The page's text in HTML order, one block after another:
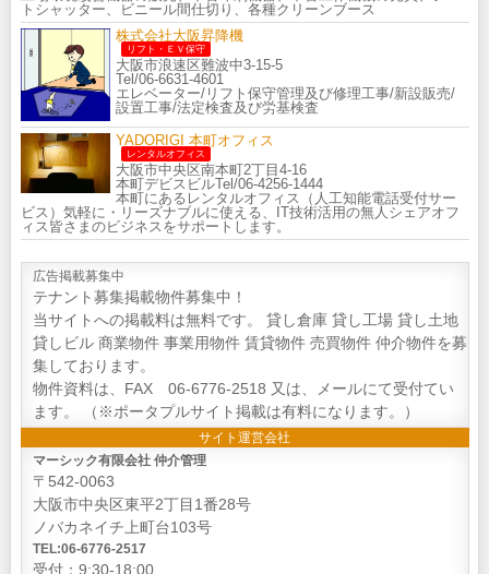
トシャッター、ビニール間仕切り、各種クリーンブース
株式会社大阪昇降機
リフト・ＥＶ保守
大阪市浪速区難波中3-15-5
Tel/06-6631-4601
エレベーター/リフト保守管理及び修理工事/新設販売/
設置工事/法定検査及び労基検査
YADORIGI 本町オフィス
レンタルオフィス
大阪市中央区南本町2丁目4-16
本町デビスビルTel/06-4256-1444
本町にあるレンタルオフィス（人工知能電話受付サー
ビス）気軽に・リーズナブルに使える、IT技術活用の無人シェアオフ
ィス皆さまのビジネスをサポートします。
広告掲載募集中
テナント募集掲載物件募集中！
当サイトへの掲載料は無料です。 貸し倉庫 貸し工場 貸し土地
貸しビル 商業物件 事業用物件 賃貸物件 売買物件 仲介物件を募
集しております。
物件資料は、FAX 06-6776-2518 又は、メールにて受付てい
ます。 （※ポータプルサイト掲載は有料になります。）
サイト運営会社
マーシック有限会社 仲介管理
〒542-0063
大阪市中央区東平2丁目1番28号
ノバカネイチ上町台103号
TEL:06-6776-2517
受付：9:30-18:00